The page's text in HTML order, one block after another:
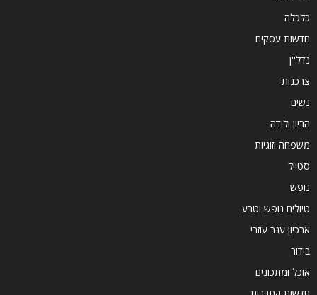
כלכלה
חדשות עסקים
נדל''ן
צרכנות
נשים
הריון ולידה
משפחה וזוגיות
סטייל
נופש
טיולים נופש וטבע
ארכיון ענר עוזרי
בידור
אוכל ומתכונים